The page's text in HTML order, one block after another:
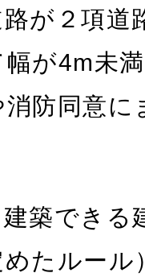
が２項道
が4m未
防同意に
築できる
たルール